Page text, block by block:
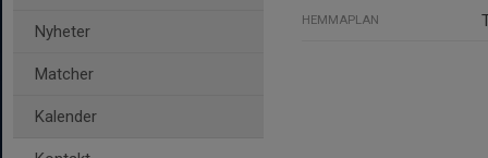
Nyheter
Matcher
Kalender
HEMMAPLAN